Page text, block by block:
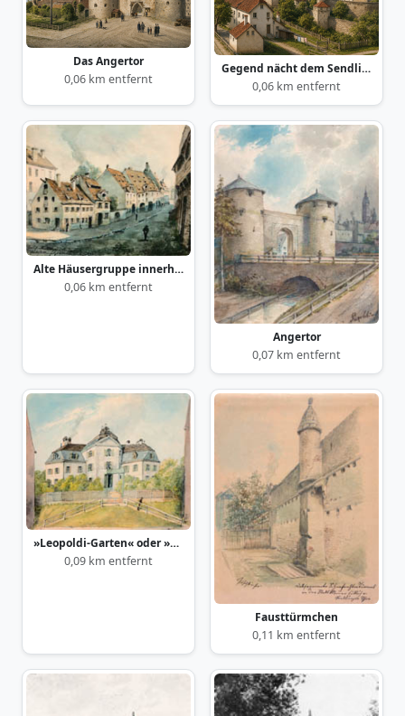
Das Angertor
0,06 km entfernt
Gegend nächt dem Sendlingertor, jetzt Blumenstraße
0,06 km entfernt
Alte Häusergruppe innerhalb der Stadtmauer am Oberanger
0,06 km entfernt
Angertor
0,07 km entfernt
»Leopoldi-Garten« oder »Leopoldischlößl«
0,09 km entfernt
Fausttürmchen
0,11 km entfernt